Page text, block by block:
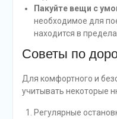
Пакуйте вещи с
необходимое для
находится в
Советы по
Для комфортного и
учитывать некоторые
Регулярные